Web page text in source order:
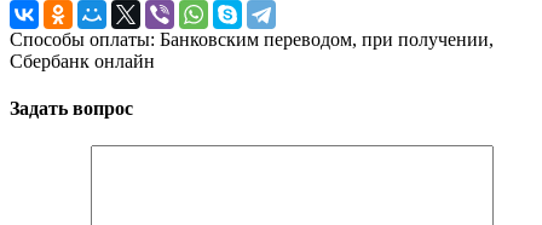
Способы оплаты: Банковским переводом, при получении,
Сбербанк онлайн
Задать вопрос